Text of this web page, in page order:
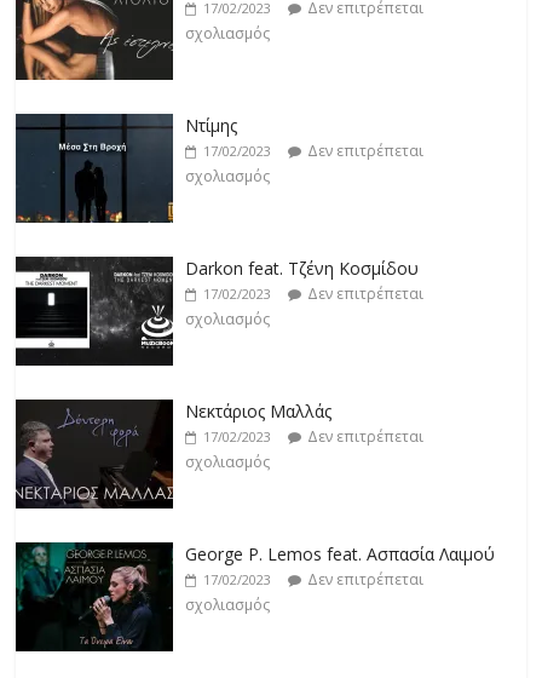
17/02/2023
Δεν επιτρέπεται
σχολιασμός
Ντίμης
17/02/2023
Δεν επιτρέπεται
σχολιασμός
Darkon feat. Τζένη Κοσμίδου
17/02/2023
Δεν επιτρέπεται
σχολιασμός
Νεκτάριος Μαλλάς
17/02/2023
Δεν επιτρέπεται
σχολιασμός
George P. Lemos feat. Ασπασία Λαιμού
17/02/2023
Δεν επιτρέπεται
σχολιασμός